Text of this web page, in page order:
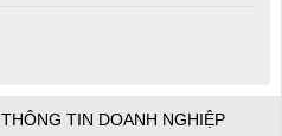
THÔNG TIN DOANH NGHIỆP